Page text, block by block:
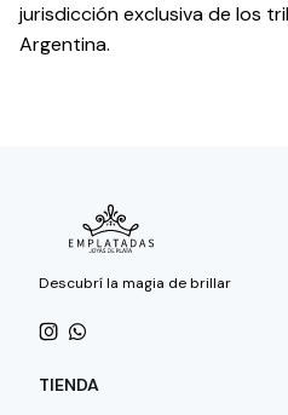
jurisdicción exclusiva de los
Argentina.
Descubrí la magia de brillar
TIENDA